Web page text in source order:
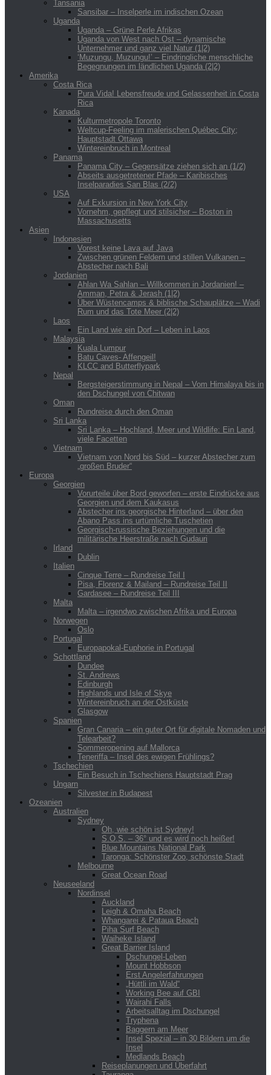
Tansania
Sansibar – Inselperle im indischen Ozean
Uganda
Uganda – Grüne Perle Afrikas
Uganda von West nach Ost – dynamische
Unternehmer und ganz viel Natur (1|2)
‘Muzungu, Muzungu!’ – Eindringliche menschliche
Begegnungen im ländlichen Uganda (2|2)
Amerika
Costa Rica
Pura Vida! Lebensfreude und Gelassenheit in Costa
Rica
Kanada
Kulturmetropole Toronto
Weltcup-Feeling im malerischen Québec City;
Hauptstadt Ottawa
Wintereinbruch in Montreal
Panama
Panama City – Gegensätze ziehen sich an (1/2)
Abseits ausgetretener Pfade – Karibisches
Inselparadies San Blas (2/2)
USA
Auf Exkursion in New York City
Vornehm, gepflegt und stilsicher – Boston in
Massachusetts
Asien
Indonesien
Vorest keine Lava auf Java
Zwischen grünen Feldern und stillen Vulkanen –
Abstecher nach Bali
Jordanien
Ahlan Wa Sahlan – Willkommen in Jordanien! –
Amman, Petra & Jerash (1|2)
Über Wüstencamps & biblische Schauplätze – Wadi
Rum und das Tote Meer (2|2)
Laos
Ein Land wie ein Dorf – Leben in Laos
Malaysia
Kuala Lumpur
Batu Caves- Affengeil!
KLCC and Butterflypark
Nepal
Bergsteigerstimmung in Nepal – Vom Himalaya bis in
den Dschungel von Chitwan
Oman
Rundreise durch den Oman
Sri Lanka
Sri Lanka – Hochland, Meer und Wildlife: Ein Land,
viele Facetten
Vietnam
Vietnam von Nord bis Süd – kurzer Abstecher zum
„großen Bruder“
Europa
Georgien
Vorurteile über Bord geworfen – erste Eindrücke aus
Georgien und dem Kaukasus
Abstecher ins georgische Hinterland – über den
Abano Pass ins urtümliche Tuschetien
Georgisch-russische Beziehungen und die
militärische Heerstraße nach Gudauri
Irland
Dublin
Italien
Cinque Terre – Rundreise Teil I
Pisa, Florenz & Mailand – Rundreise Teil II
Gardasee – Rundreise Teil III
Malta
Malta – irgendwo zwischen Afrika und Europa
Norwegen
Oslo
Portugal
Europapokal-Euphorie in Portugal
Schottland
Dundee
St. Andrews
Edinburgh
Highlands und Isle of Skye
Wintereinbruch an der Ostküste
Glasgow
Spanien
Gran Canaria – ein guter Ort für digitale Nomaden und
Telearbeit?
Sommeropening auf Mallorca
Teneriffa – Insel des ewigen Frühlings?
Tschechien
Ein Besuch in Tschechiens Hauptstadt Prag
Ungarn
Silvester in Budapest
Ozeanien
Australien
Sydney
Oh, wie schön ist Sydney!
S.O.S. – 36° und es wird noch heißer!
Blue Mountains National Park
Taronga: Schönster Zoo, schönste Stadt
Melbourne
Great Ocean Road
Neuseeland
Nordinsel
Auckland
Leigh & Omaha Beach
Whangarei & Pataua Beach
Piha Surf Beach
Waiheke Island
Great Barrier Island
Dschungel-Leben
Mount Hobbson
Erst Angelerfahrungen
„Hüttli im Wald“
Working Bee auf GBI
Wairahi Falls
Arbeitsalltag im Dschungel
Tryphena
Baggern am Meer
Insel Spezial – in 30 Bildern um die
Insel
Medlands Beach
Reiseplanungen und Überfahrt